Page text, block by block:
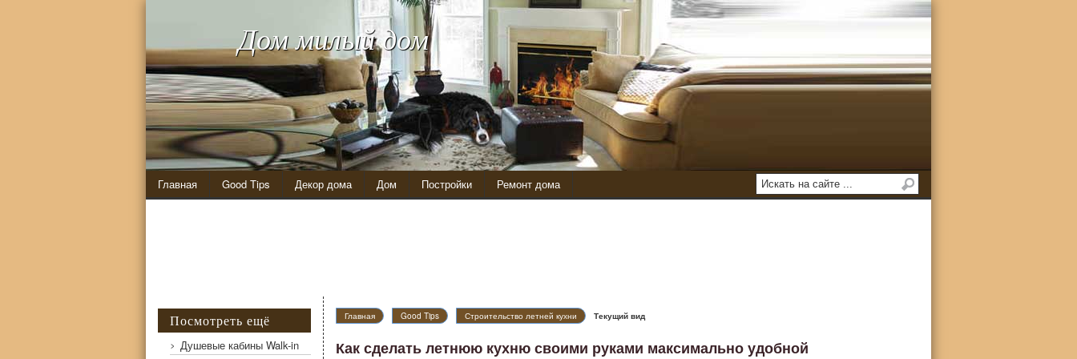
Дом милый дом
Главная Good Tips Декор дома Дом Постройки Ремонт дома
Главная Good Tips Строительство летней кухни Текущий вид
Как сделать летнюю кухню своими руками максимально удобной
Посмотреть ещё
Душевые кабины Walk-in